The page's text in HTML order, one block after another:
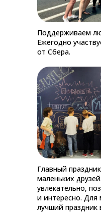
Поддерживаем
Ежегодно
от Сбера.
Главный
маленьких
увлекательно,
и интересно. Для
лучший праздник